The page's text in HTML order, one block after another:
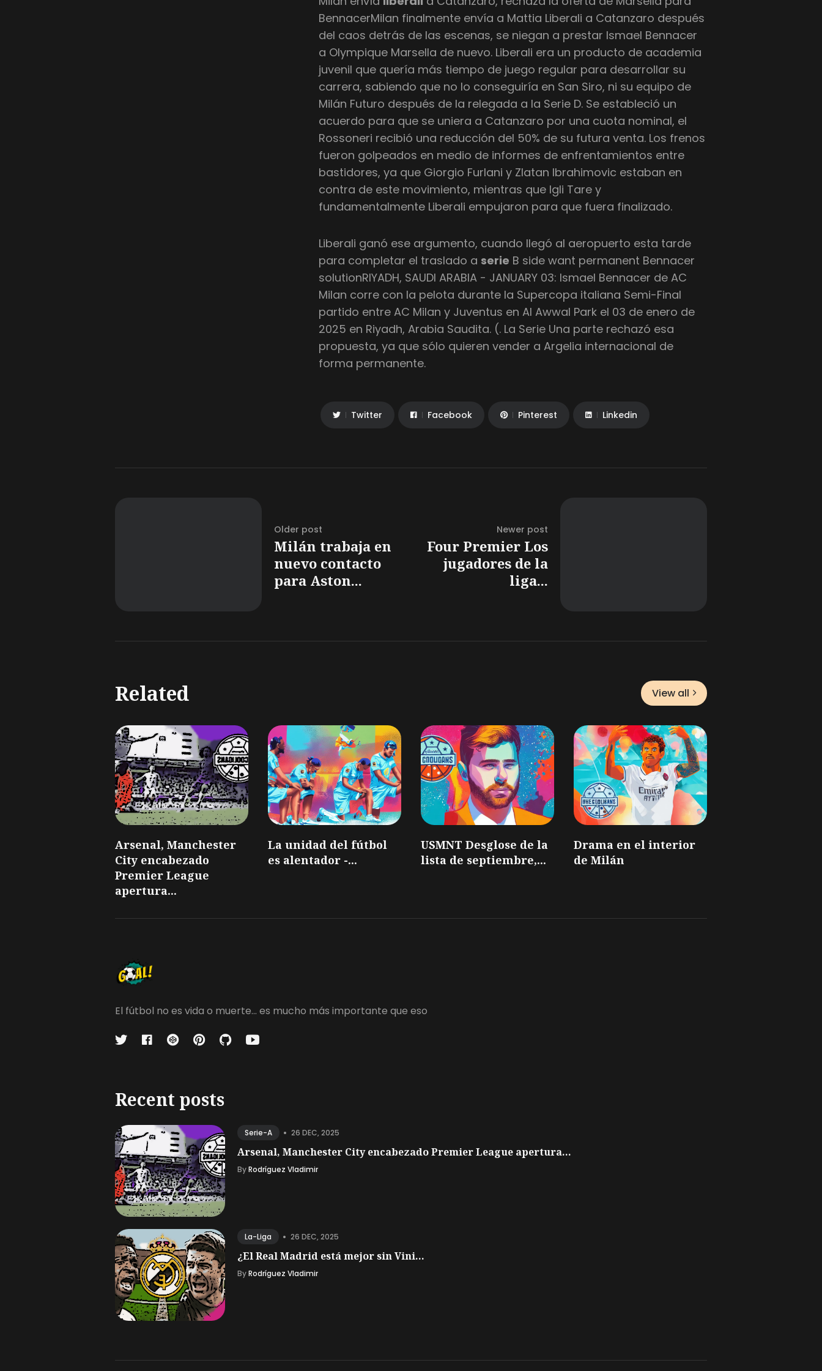
BennacerMilan finalmente envía a Mattia Liberali a Catanzaro después
del caos detrás de las escenas, se niegan a prestar Ismael Bennacer
a Olympique Marsella de nuevo. Liberali era un producto de academia
juvenil que quería más tiempo de juego regular para desarrollar su
carrera, sabiendo que no lo conseguiría en San Siro, ni su equipo de
Milán Futuro después de la relegada a la Serie D. Se estableció un
acuerdo para que se uniera a Catanzaro por una cuota nominal, el
Rossoneri recibió una reducción del 50% de su futura venta. Los frenos
fueron golpeados en medio de informes de enfrentamientos entre
bastidores, ya que Giorgio Furlani y Zlatan Ibrahimovic estaban en
contra de este movimiento, mientras que Igli Tare y
fundamentalmente Liberali empujaron para que fuera finalizado.
Liberali ganó ese argumento, cuando llegó al aeropuerto esta tarde
para completar el traslado a serie B side want permanent Bennacer
solutionRIYADH, SAUDI ARABIA - JANUARY 03: Ismael Bennacer de AC
Milan corre con la pelota durante la Supercopa italiana Semi-Final
partido entre AC Milan y Juventus en Al Awwal Park el 03 de enero de
2025 en Riyadh, Arabia Saudita. (. La Serie Una parte rechazó esa
propuesta, ya que sólo quieren vender a Argelia internacional de
forma permanente.
Twitter Facebook Pinterest Linkedin
Older post
Milán trabaja en
nuevo contacto
para Aston...
Newer post
Four Premier Los
jugadores de la
liga...
Related View all
Arsenal, Manchester
City encabezado
Premier League
apertura...
La unidad del fútbol
es alentador -...
USMNT Desglose de la
lista de septiembre,...
Drama en el interior
de Milán
El fútbol no es vida o muerte... es mucho más importante que eso
Recent posts
Serie-A • 26 DEC, 2025
Arsenal, Manchester City encabezado Premier League apertura...
ByRodríguez Vladimir
La-Liga • 26 DEC, 2025
¿El Real Madrid está mejor sin Vini...
ByRodríguez Vladimir